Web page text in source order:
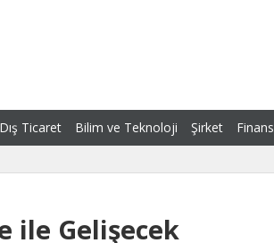
Dış Ticaret Bilim ve Teknoloji Şirket Finans
ile Gelişecek